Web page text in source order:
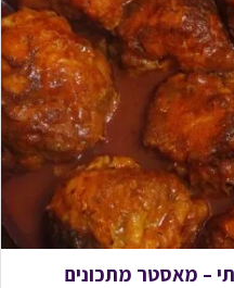
– מאסטר מתכונים